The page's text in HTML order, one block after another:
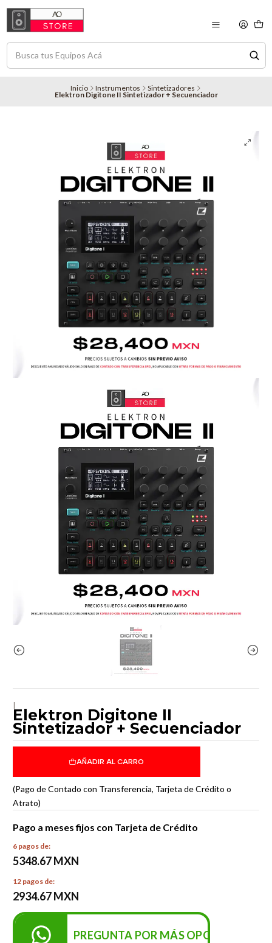
Inicio Instrumentos Sintetizadores
Elektron Digitone II Sintetizador + Secuenciador
|
Elektron Digitone II
Sintetizador + Secuenciador
AÑADIR AL CARRO
(Pago de Contado con Transferencia, Tarjeta de Crédito o
Atrato)
Pago a meses fijos con Tarjeta de Crédito
6 pagos de:
5348.67 MXN
12 pagos de:
2934.67 MXN
PREGUNTA POR MÁS OPCIONES DE